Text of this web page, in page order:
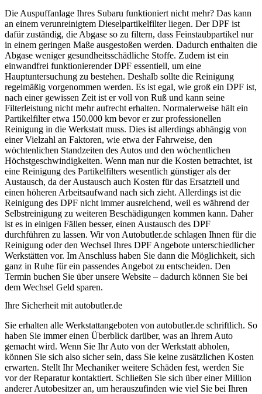
Die Auspuffanlage Ihres Subaru funktioniert nicht mehr? Das kann
an einem verunreinigtem Dieselpartikelfilter liegen. Der DPF ist
dafür zuständig, die Abgase so zu filtern, dass Feinstaubpartikel nur
in einem geringen Maße ausgestoßen werden. Dadurch enthalten die
Abgase weniger gesundheitsschädliche Stoffe. Zudem ist ein
einwandfrei funktionierender DPF essentiell, um eine
Hauptuntersuchung zu bestehen. Deshalb sollte die Reinigung
regelmäßig vorgenommen werden. Es ist egal, wie groß ein DPF ist,
nach einer gewissen Zeit ist er voll von Ruß und kann seine
Filterleistung nicht mehr aufrecht erhalten. Normalerweise hält ein
Partikelfilter etwa 150.000 km bevor er zur professionellen
Reinigung in die Werkstatt muss. Dies ist allerdings abhängig von
einer Vielzahl an Faktoren, wie etwa der Fahrweise, den
wöchtenlichen Standzeiten des Autos und den wöchentlichen
Höchstgeschwindigkeiten. Wenn man nur die Kosten betrachtet, ist
eine Reinigung des Partikelfilters wesentlich günstiger als der
Austausch, da der Austausch auch Kosten für das Ersatzteil und
einen höheren Arbeitsaufwand nach sich zieht. Allerdings ist die
Reinigung des DPF nicht immer ausreichend, weil es während der
Selbstreinigung zu weiteren Beschädigungen kommen kann. Daher
ist es in einigen Fällen besser, einen Austausch des DPF
durchführen zu lassen. Wir von Autobutler.de schlagen Ihnen für die
Reinigung oder den Wechsel Ihres DPF Angebote unterschiedlicher
Werkstätten vor. Im Anschluss haben Sie dann die Möglichkeit, sich
ganz in Ruhe für ein passendes Angebot zu entscheiden. Den
Termin buchen Sie über unsere Website – dadurch können Sie bei
dem Wechsel Geld sparen.
Ihre Sicherheit mit autobutler.de
Sie erhalten alle Werkstattangeboten von autobutler.de schriftlich. So
haben Sie immer einen Überblick darüber, was an Ihrem Auto
gemacht wird. Wenn Sie Ihr Auto von der Werkstatt abholen,
können Sie sich also sicher sein, dass Sie keine zusätzlichen Kosten
erwarten. Stellt Ihr Mechaniker weitere Schäden fest, werden Sie
vor der Reparatur kontaktiert. Schließen Sie sich über einer Million
anderer Autobesitzer an, um herauszufinden wie viel Sie bei Ihren